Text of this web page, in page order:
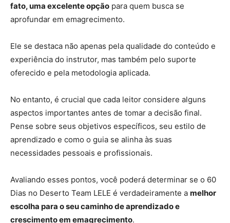
fato, uma excelente opção para quem busca se
aprofundar em emagrecimento.
Ele se destaca não apenas pela qualidade do conteúdo e
experiência do instrutor, mas também pelo suporte
oferecido e pela metodologia aplicada.
No entanto, é crucial que cada leitor considere alguns
aspectos importantes antes de tomar a decisão final.
Pense sobre seus objetivos específicos, seu estilo de
aprendizado e como o guia se alinha às suas
necessidades pessoais e profissionais.
Avaliando esses pontos, você poderá determinar se o 60
Dias no Deserto Team LELE é verdadeiramente a melhor
escolha para o seu caminho de aprendizado e
crescimento em emagrecimento.